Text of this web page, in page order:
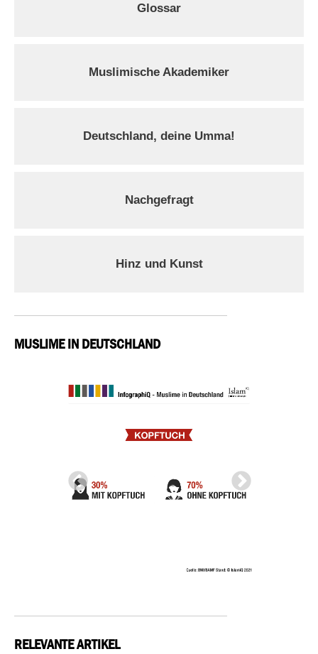
Glossar
Muslimische Akademiker
Deutschland, deine Umma!
Nachgefragt
Hinz und Kunst
MUSLIME IN DEUTSCHLAND
RELEVANTE ARTIKEL